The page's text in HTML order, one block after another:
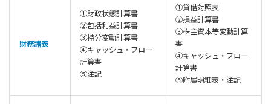
財務諸表
①財政状態計算書
②包括利益計算書
③持分変動計算書
④キャッシュ・フロー
計算書
⑤注記
①貸借対照表
②損益計算書
③株主資本等変動計算
書
④キャッシュ・フロー
計算書
⑤附属明細表・注記